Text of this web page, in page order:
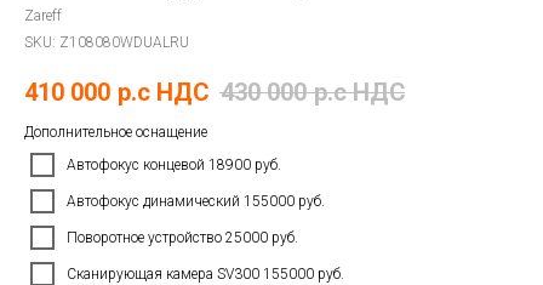
Zareff
SKU: Z108080WDUALRU
410 000 р.c НДС 430 000 р.c НДС
Дополнительное оснащение
Автофокус концевой 18900 руб.
Автофокус динамический 155000 руб.
Поворотное устройство 25000 руб.
Сканирующая камера SV300 155000 руб.